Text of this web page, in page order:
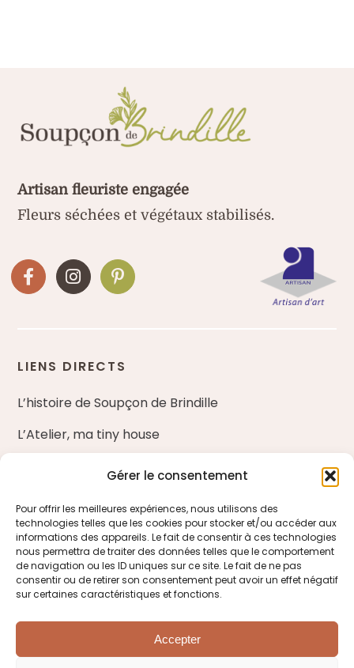
Gérer le consentement
Pour offrir les meilleures expériences, nous utilisons des
technologies telles que les cookies pour stocker et/ou accéder aux
informations des appareils. Le fait de consentir à ces technologies
nous permettra de traiter des données telles que le comportement
de navigation ou les ID uniques sur ce site. Le fait de ne pas
consentir ou de retirer son consentement peut avoir un effet négatif
sur certaines caractéristiques et fonctions.
Accepter
Artisan fleuriste engagée
Fleurs séchées et végétaux stabilisés.
LIENS DIRECTS
L’histoire de Soupçon de Brindille
L’Atelier, ma tiny house
Nos ateliers d’art floral
Entreprises et fleuristes
ME CONTACTER